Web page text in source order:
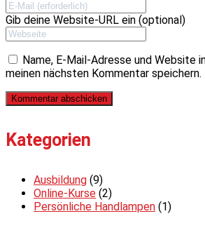
Gib deine Website-URL ein (optional)
Name, E-Mail-Adresse und Website
meinen nächsten Kommentar speichern.
Kategorien
Ausbildung (9)
Online-Kurse (2)
Persönliche Handlampen (1)